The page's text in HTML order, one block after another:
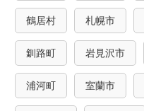
鶴居村 札幌市
釧路町 岩見沢市
浦河町 室蘭市